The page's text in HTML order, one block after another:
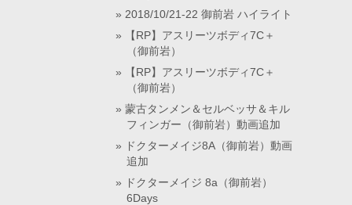
2018/10/21-22 御前岩 ハイライト
【RP】アスリーツボディ7C＋
（御前岩）
【RP】アスリーツボディ7C＋
（御前岩）
蒙古タンメン＆セルベッサ＆キル
フィンガー（御前岩）動画追加
ドクターメイジ8A（御前岩）動画
追加
ドクターメイジ 8a（御前岩）
6Days